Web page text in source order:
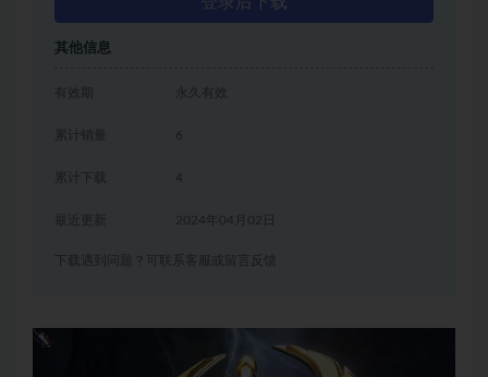
其他信息
有效期 永久有效
累计销量 6
累计下载
2024年04月02日
下载遇到问题？可联系客服或留言反馈